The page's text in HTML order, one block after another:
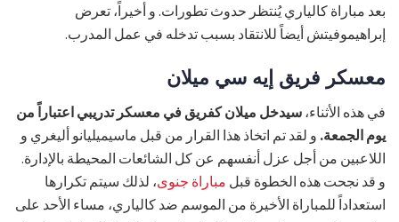
بعد مباراة كالياري يُنتظر حدوث تطورات. و أخيراً، تعرض
إبراهيموفيتش أيضاً للانتقاد بسبب تدخله في عمل المدرب.
معسكر فريق إيه سي ميلان
في هذه الأثناء، سيدخل ميلان كفريق في معسكر تدريبي اعتباراً من
يوم الجمعة. و لقد تم اتخاذ هذا القرار من قبل ماسيميليانو أليغري و
اللاعبين من أجل عزل أنفسهم عن كل الشائعات المحيطة بالإدارة.
و قد نجحت هذه الخطوة قبل مباراة جنوى، لذلك سيتم تكرارها
استعداداً للمباراة الأخيرة من الموسم ضد كالياري، مساء الأحد على